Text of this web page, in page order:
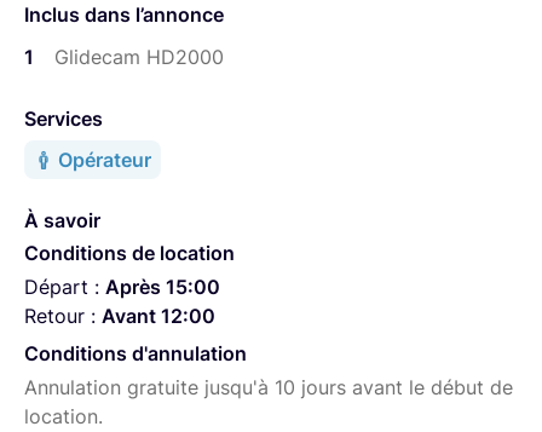
Ce stabilisateur léger de dernière génération permet de
réaliser des mouvements d'une incroyable fluidité. Le
équilibré, il est totalement isolé des tremblements et des
l'opérateur.
parcourir un terrain accidenté, ou tout simplement lors
de prise de vues classiques, en marchant ou tournant
lentement autour d'un sujet, le résultat est toujours
magique !
- plate-forme caméra à réglage micrométrique
- plateau à démontage rapide
- cardan 3 axes propriétaire avec contrôle de la
Inclus dans l’annonce
1
Glidecam HD2000
Services
Opérateur
À savoir
Conditions de location
Départ : Après 15:00
Retour : Avant 12:00
Conditions d'annulation
Annulation gratuite jusqu'à 10 jours avant le début de
location.